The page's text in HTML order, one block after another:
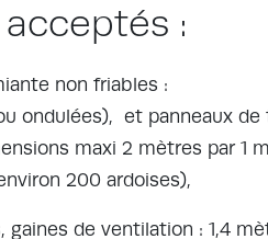
:
non friables :
ondulées), et panneaux
maxi 2 mètres par 1
200 ardoises),
gaines de ventilation : 1,4